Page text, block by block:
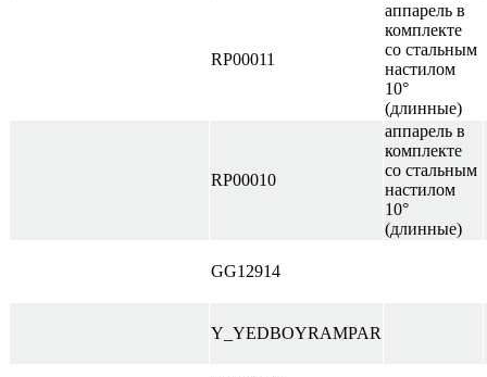
RP00011
аппарель в
комплекте
со стальным
настилом
10°
(длинные)
RP00010
аппарель в
комплекте
со стальным
настилом
10°
(длинные)
GG12914
Y_YEDBOYRAMPAR